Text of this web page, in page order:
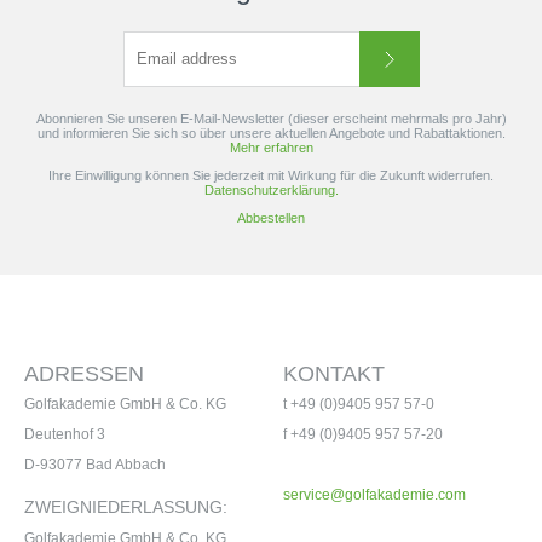
Abonnieren Sie unseren E-Mail-Newsletter (dieser erscheint mehrmals pro Jahr)
und informieren Sie sich so über unsere aktuellen Angebote und Rabattaktionen.
Mehr erfahren
Ihre Einwilligung können Sie jederzeit mit Wirkung für die Zukunft widerrufen.
Datenschutzerklärung.
Abbestellen
KONTAKT
t +49 (0)9405 957 57-0
f +49 (0)9405 957 57-20
service@golfakademie.com
ADRESSEN
Golfakademie GmbH & Co. KG
Deutenhof 3
D-93077 Bad Abbach
ZWEIGNIEDERLASSUNG:
Golfakademie GmbH & Co. KG